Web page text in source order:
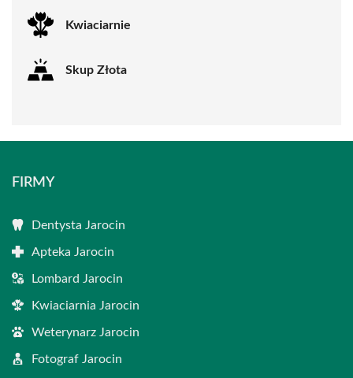
Kwiaciarnie
Skup Złota
FIRMY
Dentysta Jarocin
Apteka Jarocin
Lombard Jarocin
Kwiaciarnia Jarocin
Weterynarz Jarocin
Fotograf Jarocin